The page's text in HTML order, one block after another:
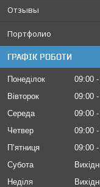
Отзывы
Портфолио
ГРАФІК РОБОТИ
Понеділок 09:00
Вівторок
09:00
Середа
09:00
Четвер
09:00
Пʼятниця
09:00
Субота
Неділя